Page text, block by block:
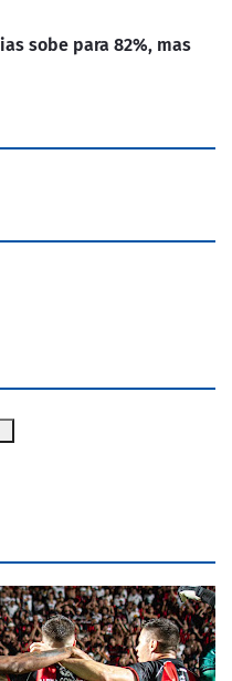
sobe para 82%, mas